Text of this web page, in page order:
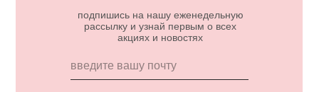
подпишись на нашу еженедельную
рассылку и узнай первым о всех
акциях и новостях